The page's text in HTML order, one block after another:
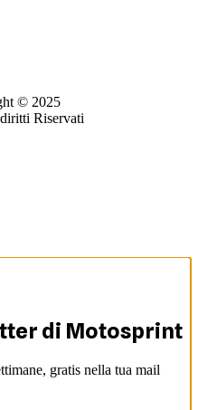
© 2025
Riservati
di Motosprint
gratis nella tua mail